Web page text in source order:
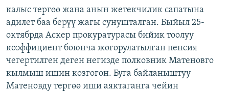
калыс тергөө жана анын жетекчилик сапатына
адилет баа берүү жагы сунушталган. Быйыл 25-
октябрда Аскер прокуратурасы бийик тоолуу
коэффициент боюнча жогорулатылган пенсия
чегертилген деген негизде полковник Матеновго
кылмыш ишин козгогон. Буга байланыштуу
Матеновду тергөө иши аяктаганга чейин